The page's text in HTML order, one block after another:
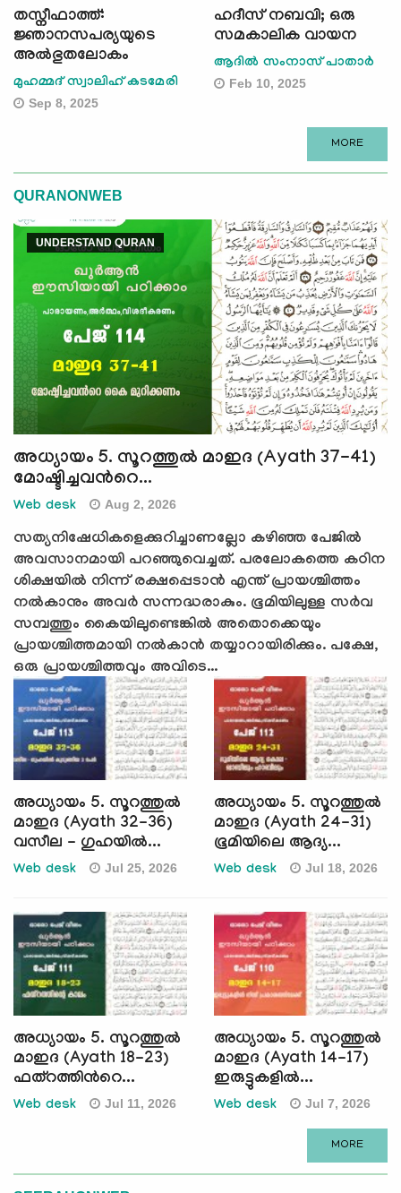
തസ്നീഫാത്ത്:
ജ്ഞാനസപര്യയുടെ
അൽഭുതലോകം
മുഹമ്മദ് സ്വാലിഹ് കടമേരി
Sep 8, 2025
ഹദീസ് നബവി; ഒരു
സമകാലിക വായന
ആദില്‍ സംനാസ് പാതാര്‍
Feb 10, 2025
MORE
QURANONWEB
UNDERSTAND QURAN
അധ്യായം 5. സൂറത്തുല്‍ മാഇദ (Ayath 37-41)
മോഷ്ടിച്ചവന്‍റെ...
Web desk Aug 2, 2026
സത്യനിഷേധികളെക്കുറിച്ചാണല്ലോ കഴിഞ്ഞ പേജില്‍
അവസാനമായി പറഞ്ഞുവെച്ചത്. പരലോകത്തെ കഠിന
ശിക്ഷയില്‍ നിന്ന് രക്ഷപ്പെടാന്‍ എന്ത് പ്രായശ്ചിത്തം
നല്‍കാനും അവര്‍ സന്നദ്ധരാകും. ഭൂമിയിലുള്ള സര്‍വ
സമ്പത്തും കൈയിലുണ്ടെങ്കില്‍ അതൊക്കെയും
പ്രായശ്ചിത്തമായി നല്‍കാന്‍ തയ്യാറായിരിക്കും. പക്ഷേ,
ഒരു പ്രായശ്ചിത്തവും അവിടെ...
അധ്യായം 5. സൂറത്തുല്‍
മാഇദ (Ayath 32-36)
വസീല - ഗുഹയില്‍...
Web desk Jul 25, 2026
അധ്യായം 5. സൂറത്തുല്‍
മാഇദ (Ayath 24-31)
ഭൂമിയിലെ ആദ്യ...
Web desk Jul 18, 2026
അധ്യായം 5. സൂറത്തുല്‍
മാഇദ (Ayath 18-23)
ഫത്റത്തിന്‍റെ...
Web desk Jul 11, 2026
അധ്യായം 5. സൂറത്തുല്‍
മാഇദ (Ayath 14-17)
ഇരുട്ടുകളില്‍...
Web desk Jul 7, 2026
MORE